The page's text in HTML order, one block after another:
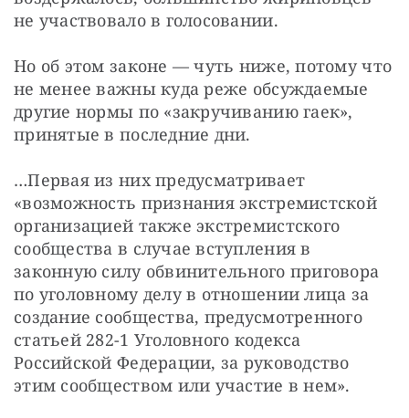
не участвовало в голосовании.
Но об этом законе — чуть ниже, потому что
не менее важны куда реже обсуждаемые
другие нормы по «закручиванию гаек»,
принятые в последние дни.
…Первая из них предусматривает
«возможность признания экстремистской
организацией также экстремистского
сообщества в случае вступления в
законную силу обвинительного приговора
по уголовному делу в отношении лица за
создание сообщества, предусмотренного
статьей 282-1 Уголовного кодекса
Российской Федерации, за руководство
этим сообществом или участие в нем».